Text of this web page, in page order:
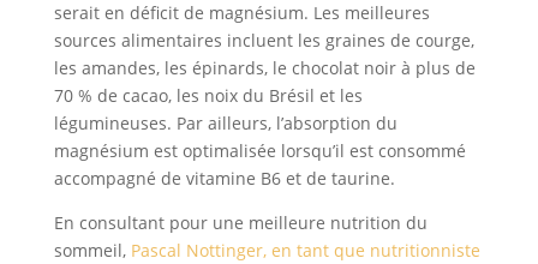
serait en déficit de magnésium. Les meilleures
sources alimentaires incluent les graines de courge,
les amandes, les épinards, le chocolat noir à plus de
70 % de cacao, les noix du Brésil et les
légumineuses. Par ailleurs, l’absorption du
magnésium est optimalisée lorsqu’il est consommé
accompagné de vitamine B6 et de taurine.
En consultant pour une meilleure nutrition du
sommeil, Pascal Nottinger, en tant que nutritionniste